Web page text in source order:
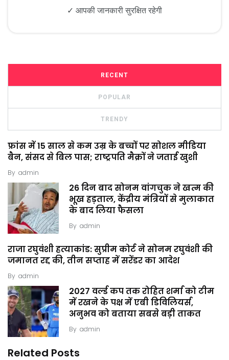
✓ आपकी जानकारी सुरक्षित रहेगी
RECENT
POPULAR
TRENDY
फ्रांस में 15 साल से कम उम्र के बच्चों पर सोशल मीडिया
बैन, संसद से बिल पास; राष्ट्रपति मैक्रों ने जताई खुशी
By admin
26 दिन बाद सोनम वांगचुक ने खत्म की
भूख हड़ताल, केंद्रीय मंत्रियों से मुलाकात
के बाद लिया फैसला
By admin
राजा रघुवंशी हत्याकांड: सुप्रीम कोर्ट ने सोनम रघुवंशी की
जमानत रद्द की, तीन सप्ताह में सरेंडर का आदेश
By admin
2027 वर्ल्ड कप तक रोहित शर्मा को टीम
में रखने के पक्ष में एबी डिविलियर्स,
अनुभव को बताया सबसे बड़ी ताकत
By admin
Related Posts